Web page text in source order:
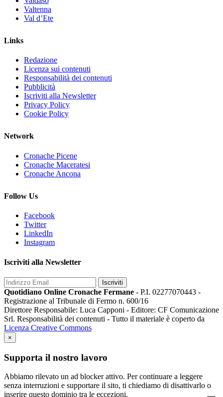
Valtenna
Val d’Ete
Links
Redazione
Licenza sui contenuti
Responsabilità dei contenuti
Pubblicità
Iscriviti alla Newsletter
Privacy Policy
Cookie Policy
Network
Cronache Picene
Cronache Maceratesi
Cronache Ancona
Follow Us
Facebook
Twitter
LinkedIn
Instagram
Iscriviti alla Newsletter
Iscriviti
Quotidiano Online Cronache Fermane - P.I. 02277070443 -
Registrazione al Tribunale di Fermo n. 600/16
Direttore Responsabile: Luca Capponi - Editore: CF Comunicazione
Srl. Responsabilità dei contenuti - Tutto il materiale è coperto da
Licenza Creative Commons
×
Supporta il nostro lavoro
Abbiamo rilevato un ad blocker attivo. Per continuare a leggere
senza interruzioni e supportare il sito, ti chiediamo di disattivarlo o
inserire questo dominio tra le eccezioni.